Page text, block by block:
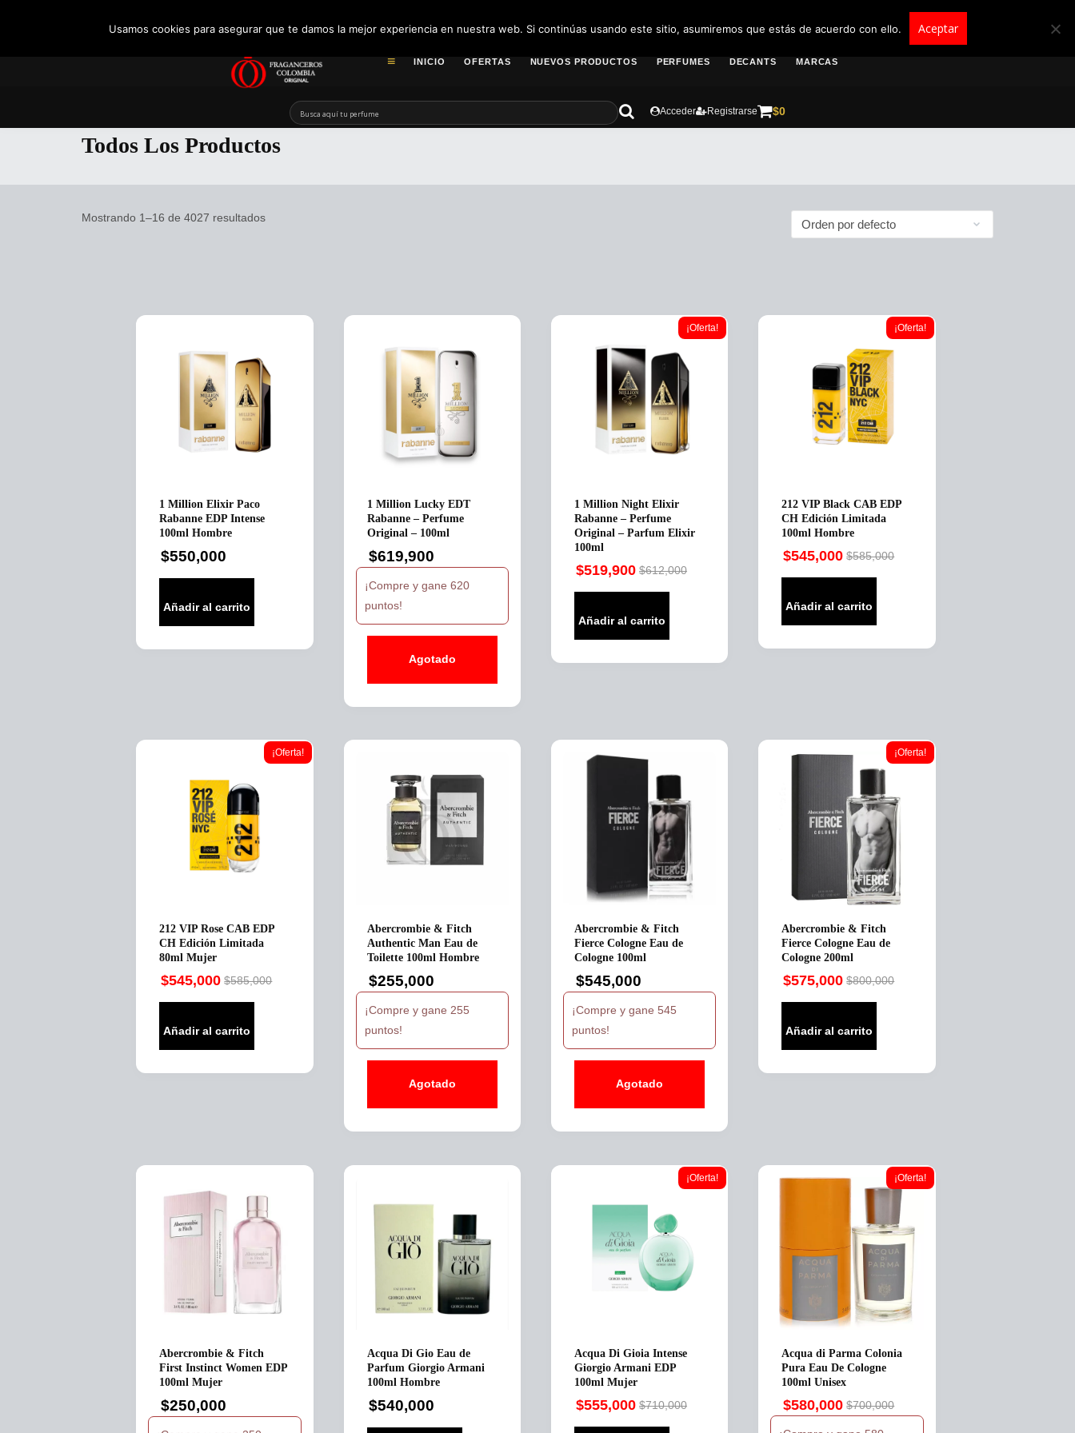
to
INICIO OFERTAS NUEVOS PRODUCTOS PERFUMES DECANTS MARCAS
Acceder Registrarse $0
Todos Los Productos
Mostrando 1–16 de 4027 resultados
1 Million Elixir Paco
Rabanne EDP Intense
100ml Hombre
$550,000
Añadir al carrito
1 Million Lucky EDT
Rabanne – Perfume
Original – 100ml
$619,900
¡Compre y gane 620
puntos!
Agotado
¡Oferta!
1 Million Night Elixir
Rabanne – Perfume
Original – Parfum Elixir
100ml
$612,000
Original
was:
$612,000.
$519,900
Current
is:
$519,900.
Añadir al carrito
¡Oferta!
212 VIP Black CAB EDP
CH Edición Limitada
100ml Hombre
$585,000
Original
was:
$585,000.
$545,000
Current
is:
$545,000.
Añadir al carrito
¡Oferta!
212 VIP Rose CAB EDP
CH Edición Limitada
80ml Mujer
$585,000
Original
was:
$585,000.
$545,000
Current
is:
$545,000.
Añadir al carrito
Abercrombie & Fitch
Authentic Man Eau de
Toilette 100ml Hombre
$255,000
¡Compre y gane 255
puntos!
Agotado
Abercrombie & Fitch
Fierce Cologne Eau de
Cologne 100ml
$545,000
¡Compre y gane 545
puntos!
Agotado
¡Oferta!
Abercrombie & Fitch
Fierce Cologne Eau de
Cologne 200ml
$800,000
Original
was:
$800,000.
$575,000
Current
is:
$575,000.
Añadir al carrito
Abercrombie & Fitch
First Instinct Women EDP
100ml Mujer
$250,000
Acqua Di Gio Eau de
Parfum Giorgio Armani
100ml Hombre
$540,000
¡Oferta!
Acqua Di Gioia Intense
Giorgio Armani EDP
100ml Mujer
$710,000
Original
$555,000
Current
¡Oferta!
Acqua di Parma Colonia
Pura Eau De Cologne
100ml Unisex
$700,000
Original
$580,000
Current
Usamos cookies para asegurar que te damos la mejor experiencia en nuestra web. Si continúas usando este sitio, asumiremos que estás de acuerdo con ello. Aceptar